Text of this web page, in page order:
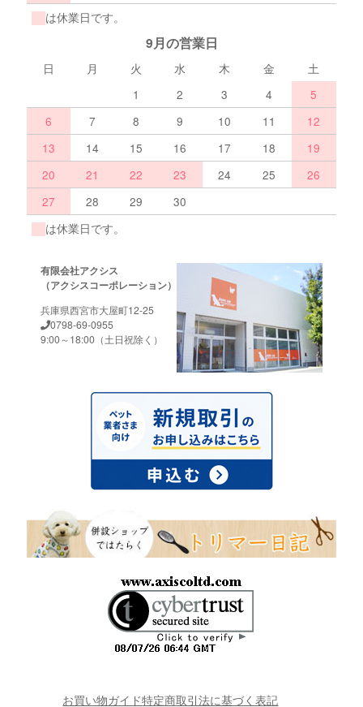
は休業日です。
9月の営業日
日 月 火 水 木 金
土
1
2 3 4
5
6
7 8 9 10 11
12
13
14 15 16 17 18
19
20
21 22 23 24 25
26
27
28 29
30
は休業日です。
有限会社アクシス
（アクシスコーポレーション）
兵庫県西宮市大屋町12-25
0798-69-0955
9:00～18:00（土日祝除く）
お買い物ガイド特定商取引法に基づく表記